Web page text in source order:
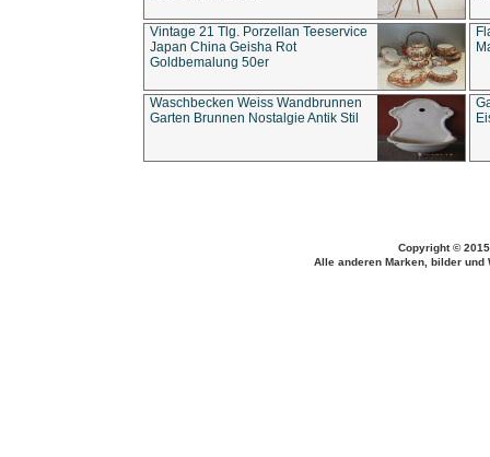
Vintage 21 Tlg. Porzellan Teeservice
Japan China Geisha Rot
Goldbemalung 50er
Waschbecken Weiss Wandbrunnen
Garten Brunnen Nostalgie Antik Stil
Copyright ©
Alle anderen Marken, bilder und